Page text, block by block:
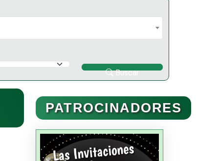
Buscar
PATROCINADORES